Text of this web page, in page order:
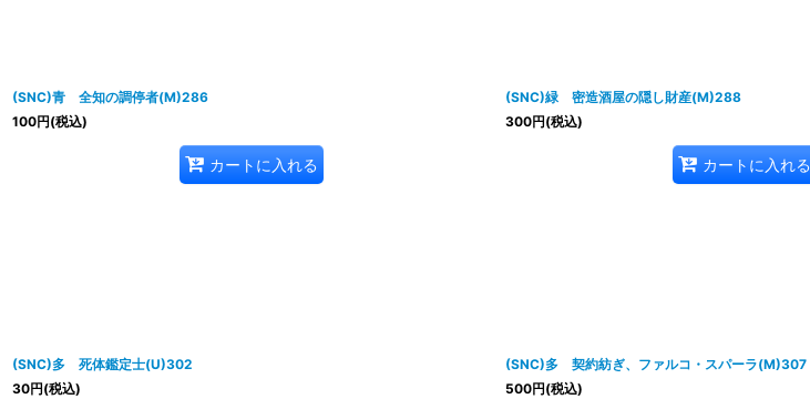
(SNC)青 全知の調停者(M)286
100円(税込)
カートに入れる
(SNC)緑 密造酒屋の隠し財産(M)288
300円(税込)
カートに入れる
(SNC)多 死体鑑定士(U)302
30円(税込)
(SNC)多 契約紡ぎ、ファルコ・スパーラ(M)307
500円(税込)